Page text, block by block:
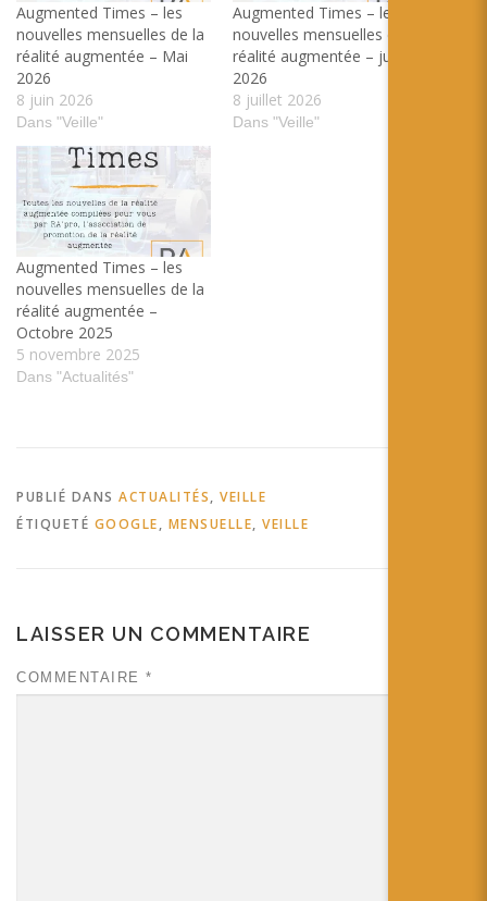
Augmented Times – les
nouvelles mensuelles de la
réalité augmentée – Mai
2026
8 juin 2026
Dans "Veille"
Augmented Times – les
nouvelles mensuelles de la
réalité augmentée – juin
2026
8 juillet 2026
Dans "Veille"
Augmented Times – les
nouvelles mensuelles de la
réalité augmentée –
Octobre 2025
5 novembre 2025
Dans "Actualités"
PUBLIÉ DANS ACTUALITÉS, VEILLE
ÉTIQUETÉ GOOGLE, MENSUELLE, VEILLE
LAISSER UN COMMENTAIRE
COMMENTAIRE *